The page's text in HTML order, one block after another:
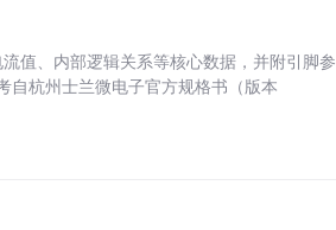
值、内部逻辑关系等核心数据，并附引脚参
自杭州士兰微电子官方规格书（版本